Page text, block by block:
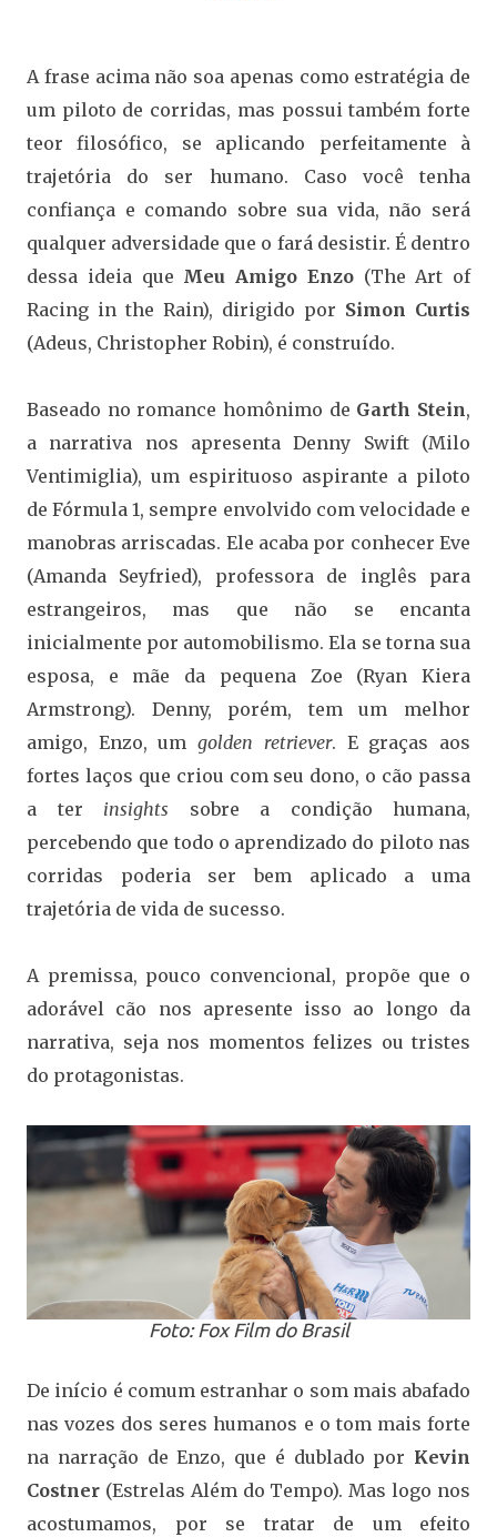
A frase acima não soa apenas como estratégia de
um piloto de corridas, mas possui também forte
teor filosófico, se aplicando perfeitamente à
trajetória do ser humano. Caso você tenha
confiança e comando sobre sua vida, não será
qualquer adversidade que o fará desistir. É dentro
dessa ideia que Meu Amigo Enzo(The Art of
Racing in the Rain), dirigido por Simon Curtis
(Adeus, Christopher Robin), é construído.
Baseado no romance homônimo de Garth Stein,
a narrativa nos apresenta Denny Swift (Milo
Ventimiglia), um espirituoso aspirante a piloto
de Fórmula 1, sempre envolvido com velocidade e
manobras arriscadas. Ele acaba por conhecer Eve
(Amanda Seyfried), professora de inglês para
estrangeiros, mas que não se encanta
inicialmente por automobilismo. Ela se torna sua
esposa, e mãe da pequena Zoe (Ryan Kiera
Armstrong). Denny, porém, tem um melhor
amigo, Enzo, umgolden retriever. E graças aos
fortes laços que criou com seu dono, o cão passa
a ter insights sobre a condição humana,
percebendo que todo o aprendizado do piloto nas
corridas poderia ser bem aplicado a uma
trajetória de vida de sucesso.
A premissa, pouco convencional, propõe que o
adorável cão nos apresente isso ao longo da
narrativa, seja nos momentos felizes ou tristes
do protagonistas.
Foto: Fox Film do Brasil
De início é comum estranhar o som mais abafado
nas vozes dos seres humanos e o tom mais forte
na narração de Enzo, que é dublado por Kevin
Costner (Estrelas Além do Tempo). Mas logo nos
acostumamos, por se tratar de um efeito